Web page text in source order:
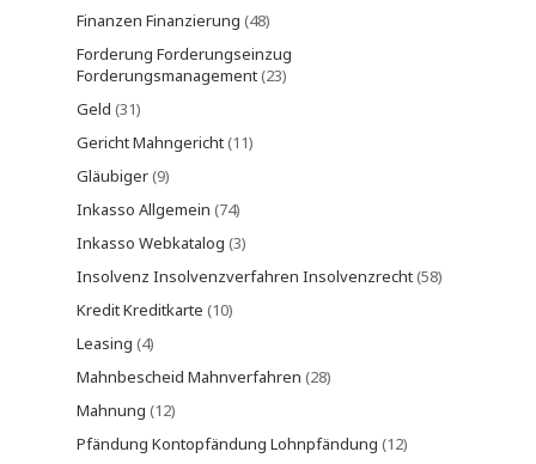
Finanzen Finanzierung (48)
Forderung Forderungseinzug
Forderungsmanagement(23)
Geld (31)
Gericht Mahngericht(11)
Gläubiger(9)
Inkasso Allgemein (74)
Inkasso Webkatalog (3)
Insolvenz Insolvenzverfahren Insolvenzrecht(58)
Kredit Kreditkarte (10)
Leasing (4)
Mahnbescheid Mahnverfahren (28)
Mahnung (12)
Pfändung Kontopfändung Lohnpfändung (12)